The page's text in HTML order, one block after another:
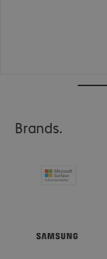
Brands.